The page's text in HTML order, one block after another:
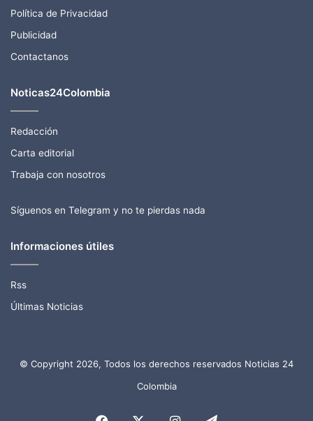
Política de Privacidad
Publicidad
Contactanos
Noticas24Colombia
Redacción
Carta editorial
Trabaja con nosotros
Síguenos en Telegram y no te pierdas nada
Informaciones útiles
Rss
Últimas Noticias
© Copyright 2026, Todos los derechos reservados Noticias 24
Colombia